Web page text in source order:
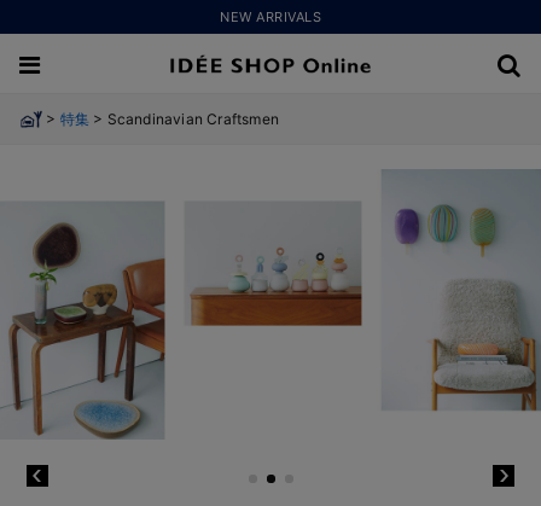
NEW ARRIVALS
> 特集 > Scandinavian Craftsmen